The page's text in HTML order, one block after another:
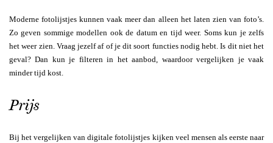
Moderne fotolijstjes kunnen vaak meer dan alleen het laten zien van foto’s.
Zo geven sommige modellen ook de datum en tijd weer. Soms kun je zelfs
het weer zien. Vraag jezelf af of je dit soort functies nodig hebt. Is dit niet het
geval? Dan kun je filteren in het aanbod, waardoor vergelijken je vaak
minder tijd kost.
Prijs
Bij het vergelijken van digitale fotolijstjes kijken veel mensen als eerste naar